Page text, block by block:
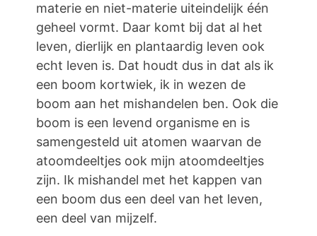
materie en niet-materie uiteindelijk één
geheel vormt. Daar komt bij dat al het
leven, dierlijk en plantaardig leven ook
echt leven is. Dat houdt dus in dat als ik
een boom kortwiek, ik in wezen de
boom aan het mishandelen ben. Ook die
boom is een levend organisme en is
samengesteld uit atomen waarvan de
atoomdeeltjes ook mijn atoomdeeltjes
zijn. Ik mishandel met het kappen van
een boom dus een deel van het leven,
een deel van mijzelf.